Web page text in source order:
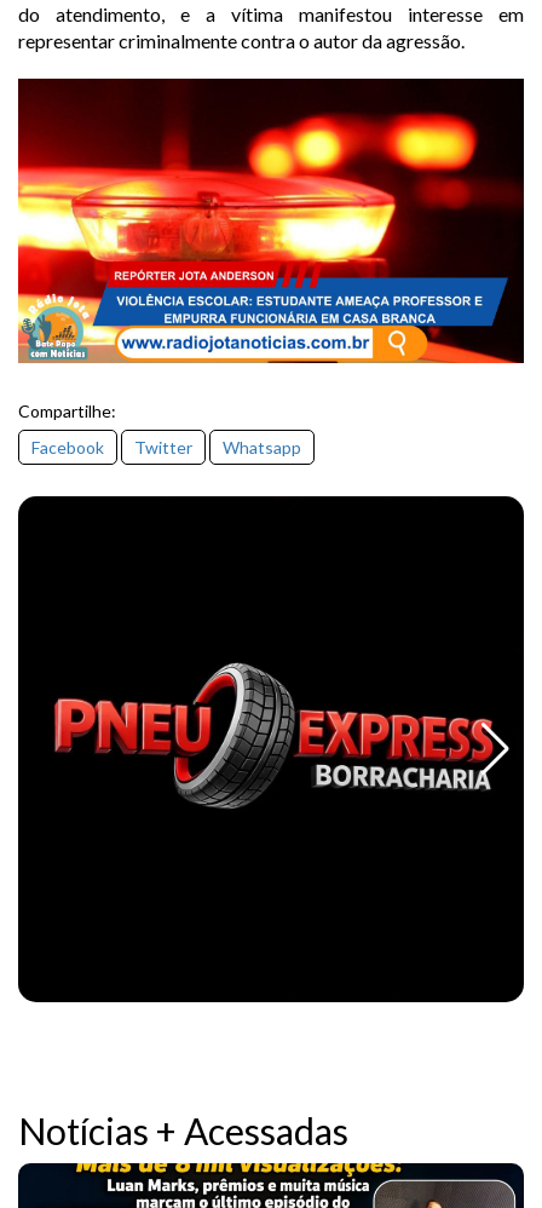
do atendimento, e a vítima manifestou interesse em
representar criminalmente contra o autor da agressão.
Compartilhe:
Facebook
Twitter Whatsapp
Notícias + Acessadas